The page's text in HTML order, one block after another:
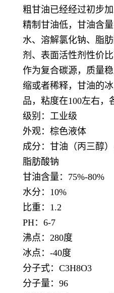
粗甘油已经经过初步
精制甘油低，甘油含
水、溶解氯化钠、脂
剂、表面活性剂性价
作为复合碳源，质量
缩或者稀释，甘油的
品，粘度在100左右，
级别：工业级
外观：棕色液体
成分：甘油（丙三醇
脂肪酸钠
甘油含量：75%-80%
水分：10%
比重：1.2
PH：6-7
沸点：280度
冰点：-40度
分子式：C3H8O3
分子量：96